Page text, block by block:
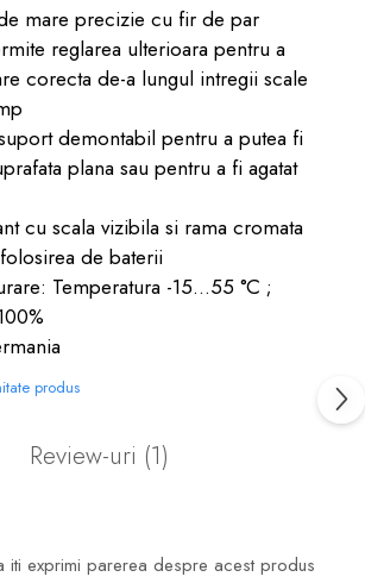
mare precizie cu fir de par
reglarea ulterioara pentru a
corecta de-a lungul intregii scale
demontabil pentru a putea fi
plana sau pentru a fi agatat
cu scala vizibila si rama cromata
de baterii
Temperatura -15...55 °C ;
produs
Review-uri (1)
iti exprimi parerea despre acest produs